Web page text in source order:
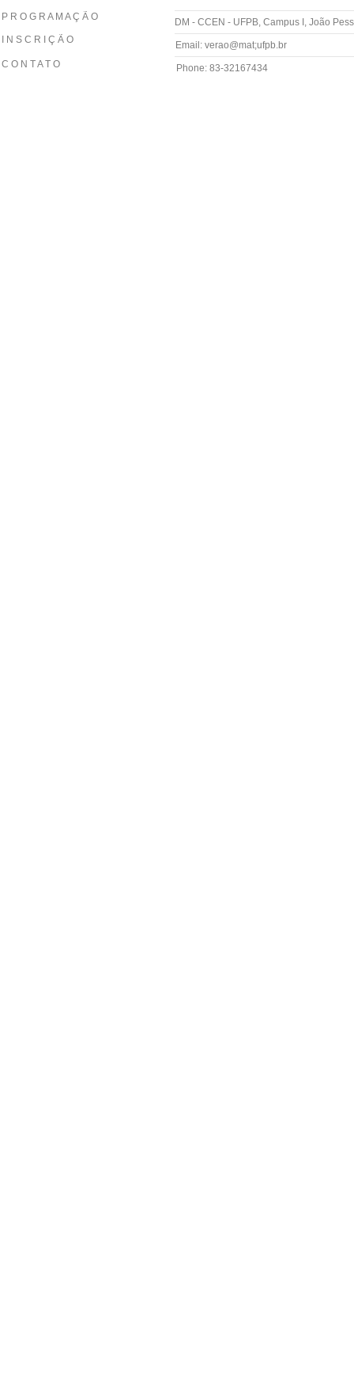
C O N T A T O Phone: 83-32167434
Email: verao@mat;ufpb.br
DM - CCEN - UFPB, Campus I, João
I N S C R I Ç Ã O
P R O G R A M A Ç Ã O